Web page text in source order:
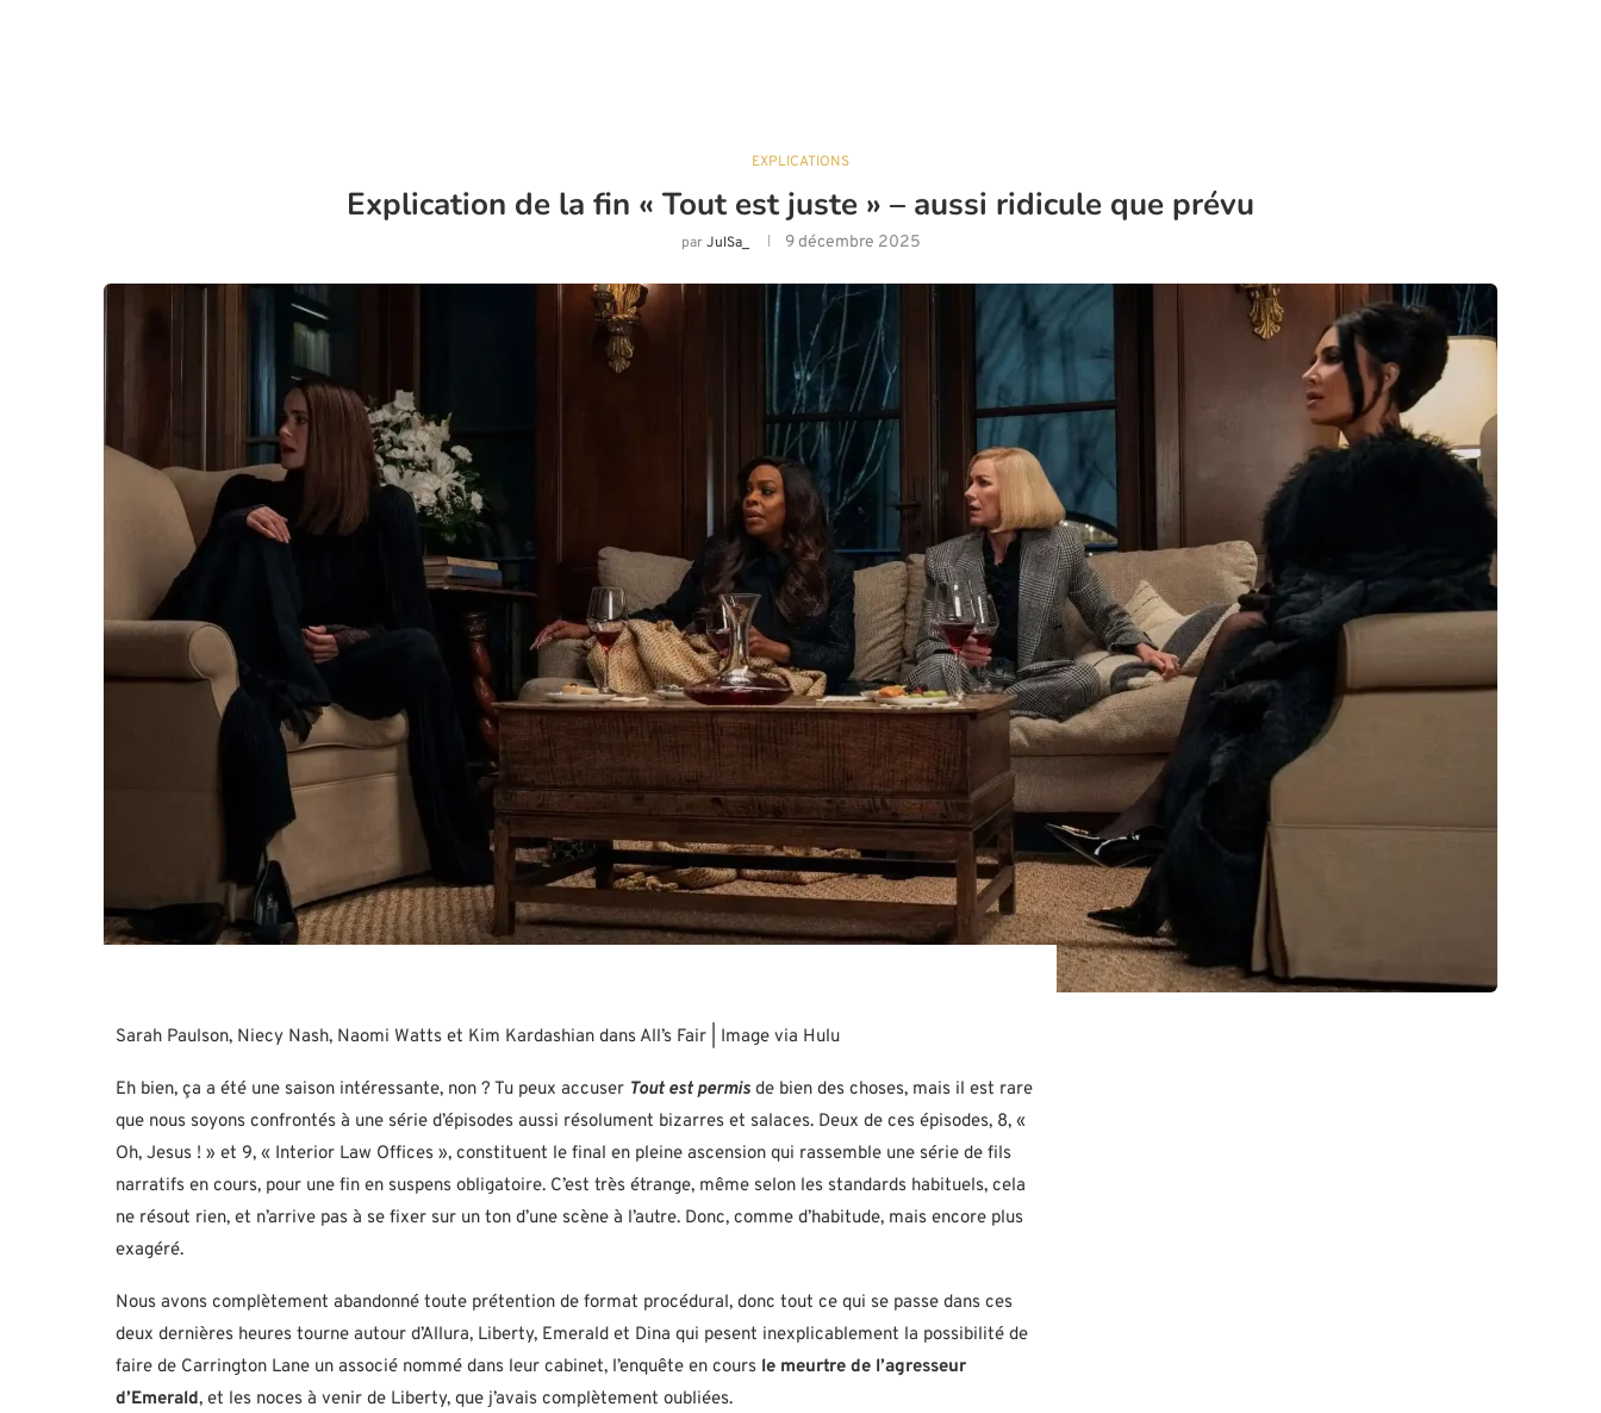
EXPLICATIONS
Explication de la fin « Tout est juste » – aussi ridicule que prévu
parJulSa_ 9 décembre 2025
Sarah Paulson, Niecy Nash, Naomi Watts et Kim Kardashian dans All’s Fair | Image via Hulu
Eh bien, ça a été une saison intéressante, non ? Tu peux accuser Tout est permis de bien des choses, mais il est rare
que nous soyons confrontés à une série d’épisodes aussi résolument bizarres et salaces. Deux de ces épisodes, 8, «
Oh, Jesus ! » et 9, « Interior Law Offices », constituent le final en pleine ascension qui rassemble une série de fils
narratifs en cours, pour une fin en suspens obligatoire. C’est très étrange, même selon les standards habituels, cela
ne résout rien, et n’arrive pas à se fixer sur un ton d’une scène à l’autre. Donc, comme d’habitude, mais encore plus
exagéré.
Nous avons complètement abandonné toute prétention de format procédural, donc tout ce qui se passe dans ces
deux dernières heures tourne autour d’Allura, Liberty, Emerald et Dina qui pesent inexplicablement la possibilité de
faire de Carrington Lane un associé nommé dans leur cabinet, l’enquête en cours le meurtre de l’agresseur
d’Emerald, et les noces à venir de Liberty, que j’avais complètement oubliées.